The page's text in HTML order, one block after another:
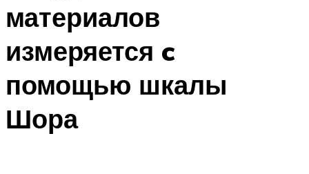
материалов
измеряется c
помощью шкалы
Шора